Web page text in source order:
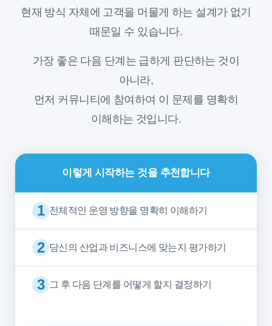
현재 방식 자체에 고객을 머물게 하는 설계가 없기
때문일 수 있습니다.
가장 좋은 다음 단계는 급하게 판단하는 것이
아니라,
먼저 커뮤니티에 참여하여 이 문제를 명확히
이해하는 것입니다.
이렇게 시작하는 것을 추천합니다
1 전체적인 운영 방향을 명확히 이해하기
2 당신의 산업과 비즈니스에 맞는지 평가하기
3 그 후 다음 단계를 어떻게 할지 결정하기